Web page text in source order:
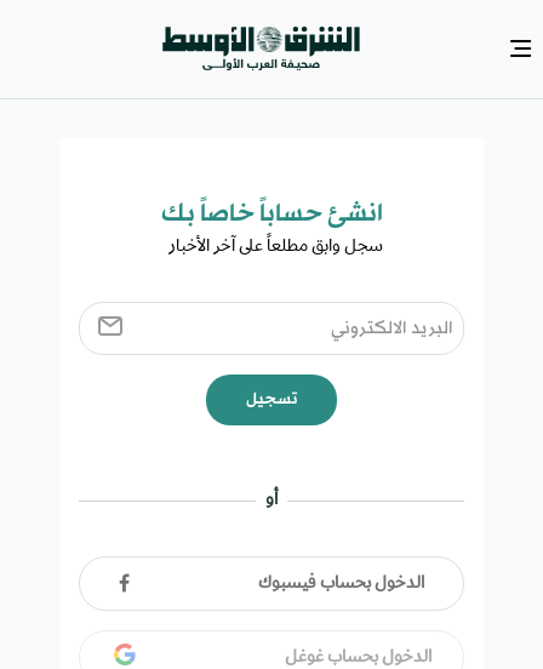
انشئ حساباً خاصاً بك​
سجل وابق مطلعاً على آخر الأخبار ​
تسجيل
أو
الدخول بحساب فيسبوك
الدخول بحساب غوغل